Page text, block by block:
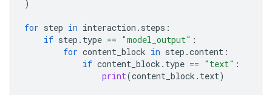
)
for step in interaction . steps :
if step . type == "model_output" :
for content_block in step .content :
if content_block . type == "text" :
print(content_block . text)